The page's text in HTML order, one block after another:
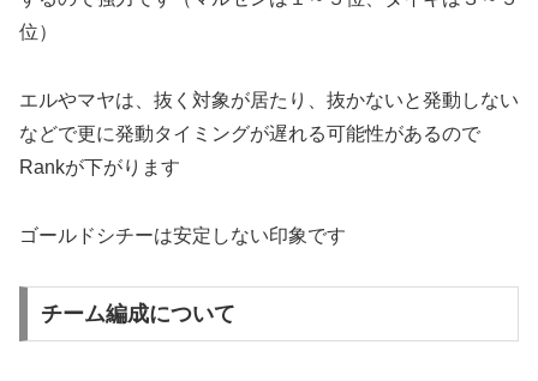
位）
エルやマヤは、抜く対象が居たり、抜かないと発動しない
などで更に発動タイミングが遅れる可能性があるので
Rankが下がります
ゴールドシチーは安定しない印象です
チーム編成について